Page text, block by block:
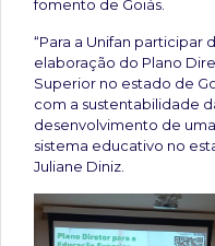
fomento de Goiás.
“Para a Unifan participar
elaboração do Plano
Superior no estado de
com a sustentabilidade
desenvolvimento de
sistema educativo no
Juliane Diniz.